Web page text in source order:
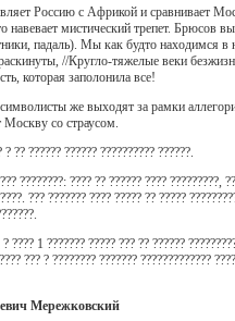
Россию с Африкой и сравнивает
мистический трепет. Брюсов
падаль). Мы как будто находимся
//Кругло-тяжелые веки
которая заполонила все!
же выходят за рамки
со страусом.
?? ?????? ?????? ?????????? ??????.
????????: ???? ?? ?????? ???? ?????????,
??? ??????? ???? ????? ?? ?????
1 ??????? ????? ??? ?? ??????
??? ? ???????? ??????? ?????????????
Мережковский